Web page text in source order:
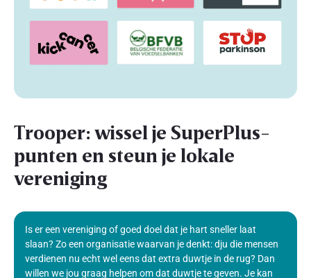
Trooper: wissel je SuperPlus-
punten en steun je lokale
vereniging
Is er een vereniging of goed doel dat je hart sneller laat
slaan? Zo een organisatie waarvan je denkt: dju die mensen
verdienen nu echt wel eens dat extra duwtje in de rug? Dan
willen we jou graag helpen om dat duwtje te geven. Je kan